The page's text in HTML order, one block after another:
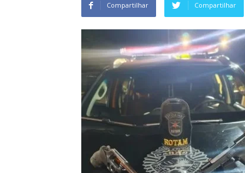
Compartilhar Compartilhar